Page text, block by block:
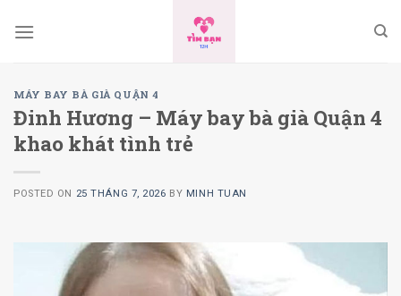
MÁY BAY BÀ GIÀ QUẬN 4
Đinh Hương – Máy bay bà già Quận 4
khao khát tình trẻ
POSTED ON 25 THÁNG 7, 2026 BY MINH TUAN